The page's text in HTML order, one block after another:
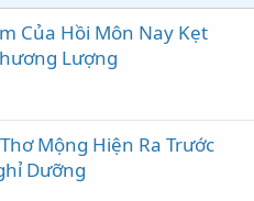
Của Hồi Môn Nay Kẹt
Lượng
Mộng Hiện Ra Trước
Dưỡng